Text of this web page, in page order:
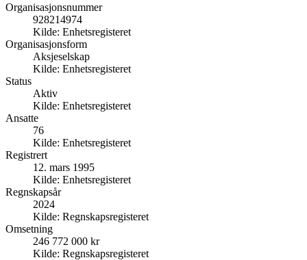
Organisasjonsnummer
928214974
Kilde: Enhetsregisteret
Organisasjonsform
Aksjeselskap
Kilde: Enhetsregisteret
Status
Aktiv
Kilde: Enhetsregisteret
Ansatte
76
Kilde: Enhetsregisteret
Registrert
12. mars 1995
Kilde: Enhetsregisteret
Regnskapsår
2024
Kilde: Regnskapsregisteret
Omsetning
246 772 000 kr
Kilde: Regnskapsregisteret